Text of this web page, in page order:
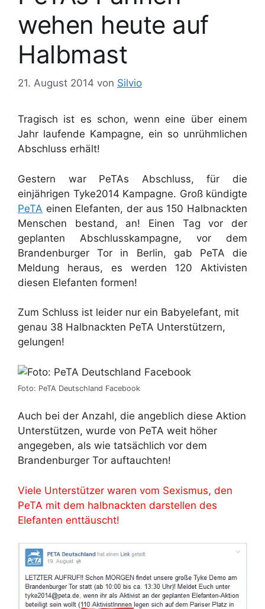
wehen heute auf
Halbmast
21. August 2014 von Silvio
Tragisch ist es schon, wenn eine über einem
Jahr laufende Kampagne, ein so unrühmlichen
Abschluss erhält!
Gestern war PeTAs Abschluss, für die
einjährigen Tyke2014 Kampagne. Groß kündigte
PeTA einen Elefanten, der aus 150 Halbnackten
Menschen bestand, an! Einen Tag vor der
geplanten Abschlusskampagne, vor dem
Brandenburger Tor in Berlin, gab PeTA die
Meldung heraus, es werden 120 Aktivisten
diesen Elefanten formen!
Zum Schluss ist leider nur ein Babyelefant, mit
genau 38 Halbnackten PeTA Unterstützern,
gelungen!
Foto: PeTA Deutschland Facebook
Auch bei der Anzahl, die angeblich diese Aktion
Unterstützen, wurde von PeTA weit höher
angegeben, als wie tatsächlich vor dem
Brandenburger Tor auftauchten!
Viele Unterstützer waren vom Sexismus, den
PeTA mit dem halbnackten darstellen des
Elefanten enttäuscht!